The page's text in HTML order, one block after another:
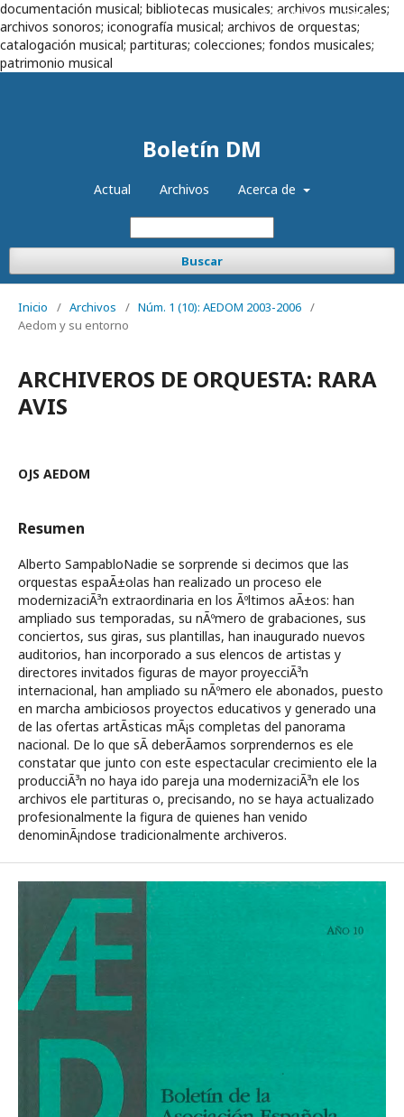
documentación musical; bibliotecas musicales; archivos musicales;
archivos sonoros; iconografía musical; archivos de orquestas;
catalogación musical; partituras; colecciones; fondos musicales;
patrimonio musical
Boletín DM
Actual Archivos Acerca de
Buscar
Registrarse Entrar
Inicio / Archivos / Núm. 1 (10): AEDOM 2003-2006 /
Aedom y su entorno
ARCHIVEROS DE ORQUESTA: RARA
AVIS
OJS AEDOM
Resumen
Alberto SampabloNadie se sorprende si decimos que las
orquestas espaÃ±olas han realizado un proceso ele
modernizaciÃ³n extraordinaria en los Ãºltimos aÃ±os: han
ampliado sus temporadas, su nÃºmero de grabaciones, sus
conciertos, sus giras, sus plantillas, han inaugurado nuevos
auditorios, han incorporado a sus elencos de artistas y
directores invitados figuras de mayor proyecciÃ³n
internacional, han ampliado su nÃºmero ele abonados, puesto
en marcha ambiciosos proyectos educativos y generado una
de las ofertas artÃ­sticas mÃ¡s completas del panorama
nacional. De lo que sÃ­ deberÃ­amos sorprendernos es ele
constatar que junto con este espectacular crecimiento ele la
producciÃ³n no haya ido pareja una modernizaciÃ³n ele los
archivos ele partituras o, precisando, no se haya actualizado
profesionalmente la figura de quienes han venido
denominÃ¡ndose tradicionalmente archiveros.